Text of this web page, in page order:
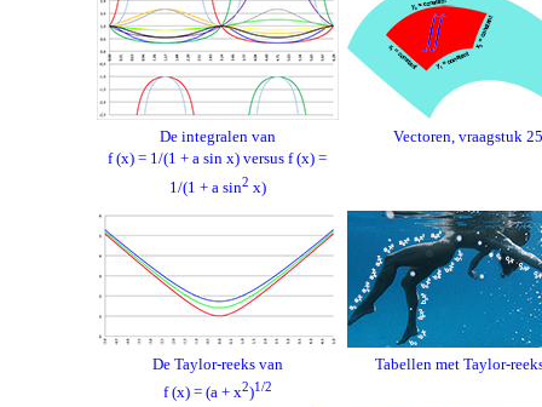
De integralen van
f (x) = 1/(1 + a sin x) versus f (x) =
1/(1 + a sin2 x)
Vectoren, vraagstuk 25
De Taylor-reeks van
f (x) = (a + x2)1/2
Tabellen met Taylor-